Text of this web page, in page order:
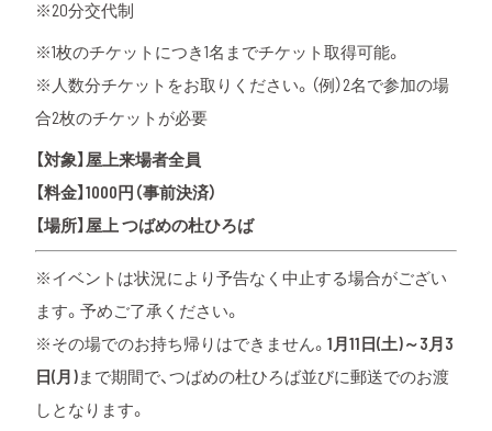
※20分交代制
※1枚のチケットにつき1名までチケット取得可能。
※人数分チケットをお取りください。（例）2名で参加の場
合2枚のチケットが必要
【対象】屋上来場者全員
【料金】1000円（事前決済）
【場所】屋上 つばめの杜ひろば
※イベントは状況により予告なく中止する場合がござい
ます。予めご了承ください。
※その場でのお持ち帰りはできません。 1月11日(土)～3月3
日(月)まで期間で、つばめの杜ひろば並びに郵送でのお渡
しとなります。